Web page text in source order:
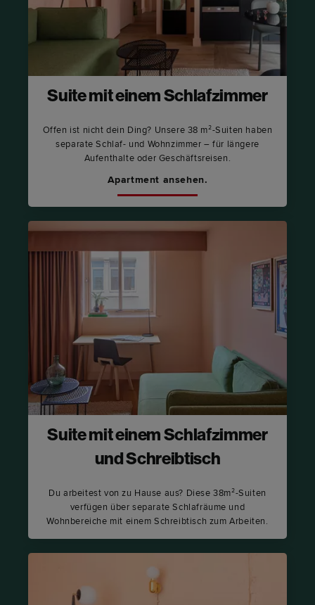
Suite mit einem Schlafzimmer
Offen ist nicht dein Ding? Unsere 38 m²-Suiten haben
separate Schlaf- und Wohnzimmer – für längere
Aufenthalte oder Geschäftsreisen.
Apartment ansehen.
Suite mit einem Schlafzimmer
und Schreibtisch
Du arbeitest von zu Hause aus? Diese 38m²-Suiten
verfügen über separate Schlafräume und
Wohnbereiche mit einem Schreibtisch zum Arbeiten.